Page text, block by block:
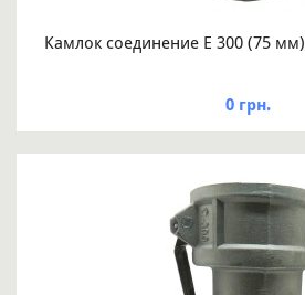
Камлок соединение Е 300 (75 мм)
0 грн.